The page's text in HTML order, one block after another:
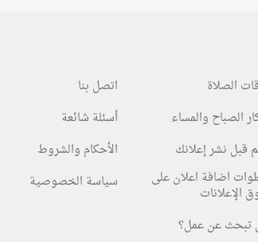
الصلاة
الصباح والمساء
قبل نشر إعلانك
اضافة اعلان على
الإعلانات
تبحث عن عمل؟
اتصل بنا
أسئلة شائعة
الأحكام والشروط
سياسة الخصوصية